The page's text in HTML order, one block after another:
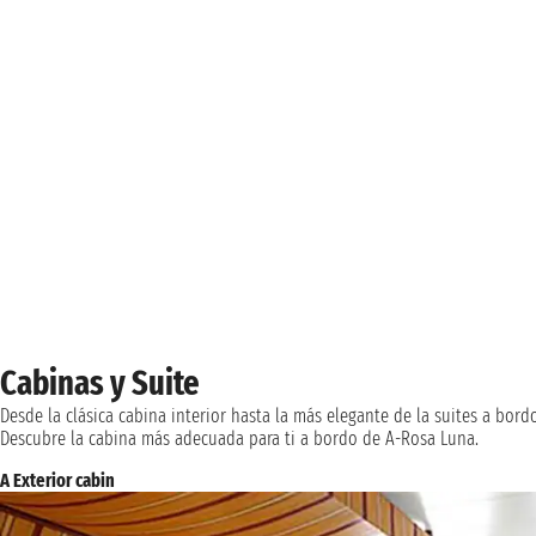
Cabinas y Suite
Desde la clásica cabina interior hasta la más elegante de la suites a
Descubre la cabina más adecuada para ti a bordo de A-Rosa Luna.
A Exterior cabin